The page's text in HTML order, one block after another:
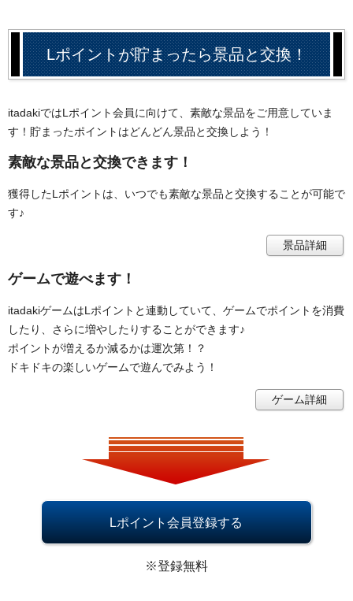
Lポイントが貯まったら景品と交換！
itadakiではLポイント会員に向けて、素敵な景品をご用意していま
す！貯まったポイントはどんどん景品と交換しよう！
素敵な景品と交換できます！
獲得したLポイントは、いつでも素敵な景品と交換することが可能で
す♪
景品詳細
ゲームで遊べます！
itadakiゲームはLポイントと連動していて、ゲームでポイントを消費
したり、さらに増やしたりすることができます♪
ポイントが増えるか減るかは運次第！？
ドキドキの楽しいゲームで遊んでみよう！
ゲーム詳細
Lポイント会員登録する
※登録無料